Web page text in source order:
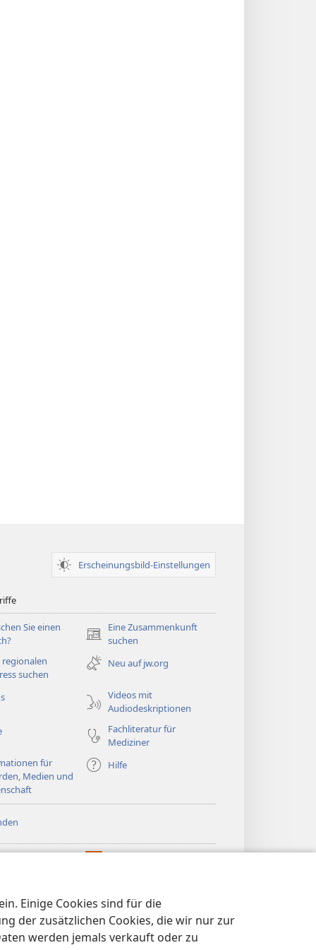
Einige Cookies sind für die
der zusätzlichen Cookies, die wir nur zur
werden jemals verkauft oder zu
Erscheinungsbild-Einstellungen
Sie einen
Eine Zusammenkunft
suchen
(öffnet
neues
Fenster)
regionalen
suchen
Neu auf jw.org
Videos mit
Audiodeskriptionen
Fachliteratur für
Mediziner
für
Medien und
Hilfe
Watchtower Library